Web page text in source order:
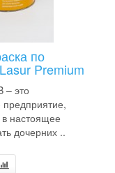
по
Premium
– это
настоящее
дочерних ..